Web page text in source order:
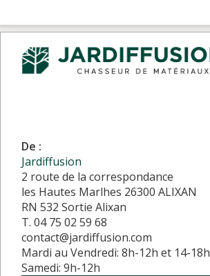
De :
Jardiffusion
2 route de la correspondance
les Hautes Marlhes 26300 ALIXAN
RN 532 Sortie Alixan
T. 04 75 02 59 68
contact@jardiffusion.com
Mardi au Vendredi: 8h-12h et 14-18h
Samedi: 9h-12h